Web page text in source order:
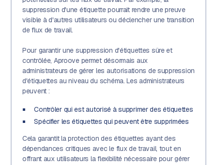
suppression d'une étiquette pourrait rendre une preuve
visible à d'autres utilisateurs ou déclencher une transition
de flux de travail.
Pour garantir une suppression d'étiquettes sûre et
contrôlée, Aproove permet désormais aux
administrateurs de gérer les autorisations de suppression
d'étiquettes au niveau du schéma. Les administrateurs
peuvent :
Contrôler qui est autorisé à supprimer des étiquettes
Spécifier les étiquettes qui peuvent être supprimées
Cela garantit la protection des étiquettes ayant des
dépendances critiques avec le flux de travail, tout en
offrant aux utilisateurs la flexibilité nécessaire pour gérer